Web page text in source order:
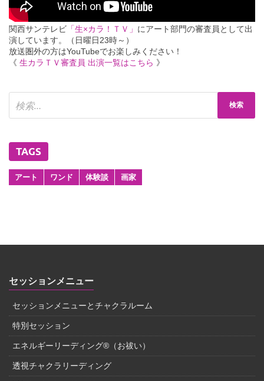
関西サンテレビ 「生×カラ！ＴＶ」 にアート部門の審査員として出
演しています。（日曜日23時～）
放送圏外の方はYouTubeでお楽しみください！
《 生カラＴＶ審査員 出演一覧はこちら 》
TAGS
アート ワンド 体験談 画家
セッションメニュー
セッションメニューとチャクラルーム
特別セッション
エネルギーリーディング®（お祓い）
透視チャクラリーディング